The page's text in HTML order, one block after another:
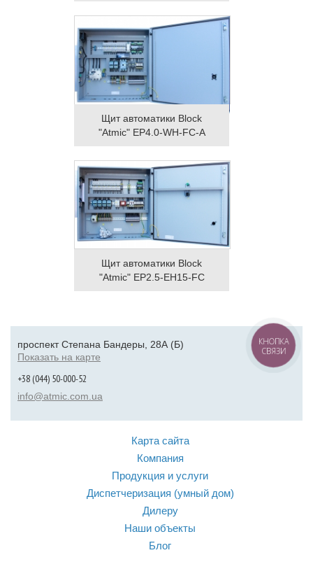
Щит автоматики Block
"Atmic" EP4.0-WH-FC-A
Щит автоматики Block
"Atmic" EP2.5-EH15-FC
проспект Степана Бандеры, 28А (Б)
Показать на карте
+38 (044) 50-000-52
info@atmic.com.ua
Карта сайта
Компания
Продукция и услуги
Диспетчеризация (умный дом)
Дилеру
Наши объекты
Блог
КНОПКА
СВЯЗИ